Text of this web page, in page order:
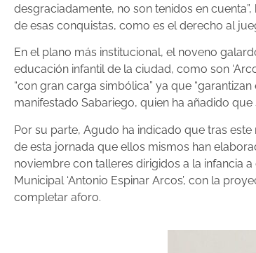
desgraciadamente, no son tenidos en
de esas conquistas, como es el derecho al
En el plano más institucional, el noveno
educación infantil de la ciudad, como son ‘Arco
“con gran carga simbólica” ya que
manifestado Sabariego, quien ha añadido
Por su parte, Agudo ha indicado que tras
de esta jornada que ellos mismos han
noviembre con talleres dirigidos a la infancia
Municipal ‘Antonio Espinar Arcos’, con la
completar aforo.